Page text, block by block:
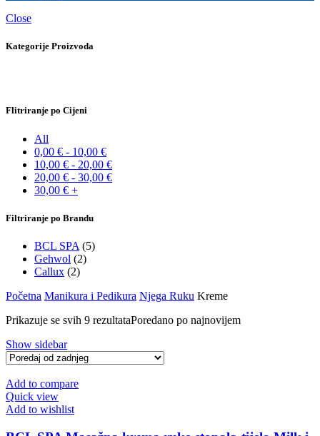
Close
Kategorije Proizvoda
Flitriranje po Cijeni
All
0,00 € - 10,00 €
10,00 € - 20,00 €
20,00 € - 30,00 €
30,00 € +
Filtriranje po Brandu
BCL SPA (5)
Gehwol (2)
Callux (2)
Početna Manikura i Pedikura Njega Ruku Kreme
Prikazuje se svih 9 rezultataPoredano po najnovijem
Show sidebar
Add to compare
Quick view
Add to wishlist